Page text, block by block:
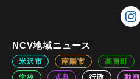
NCV地域ニュース
米沢市 南陽市 高畠町
学校
式典 行政 動画